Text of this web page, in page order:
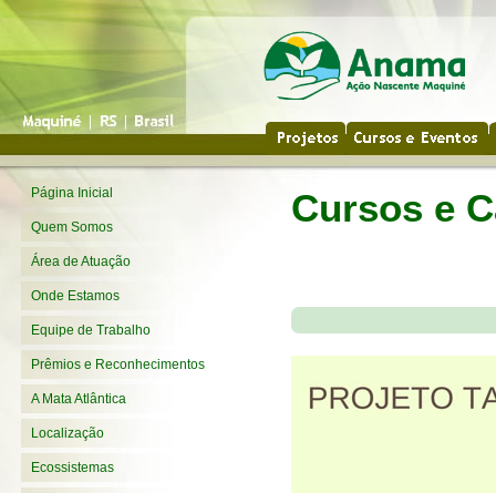
Página Inicial
Quem Somos
Área de Atuação
Onde Estamos
Equipe de Trabalho
Prêmios e Reconhecimentos
A Mata Atlântica
Localização
Ecossistemas
Cursos e